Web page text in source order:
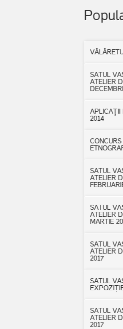
SATUL
ATELIER
APLICAŢII
2014
SATUL
ATELIER
SATUL
ATELIER
MARTIE
SATUL
ATELIER
2017
SATUL
SATUL
ATELIER
2017